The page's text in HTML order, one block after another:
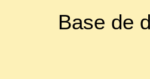
Base de